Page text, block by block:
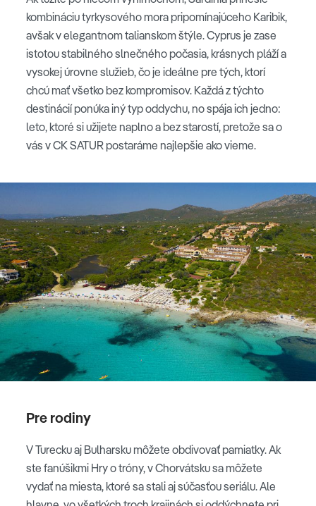
kombináciu tyrkysového mora pripomínajúceho Karibik,
avšak v elegantnom talianskom štýle. Cyprus je zase
istotou stabilného slnečného počasia, krásnych pláží a
vysokej úrovne služieb, čo je ideálne pre tých, ktorí
chcú mať všetko bez kompromisov. Každá z týchto
destinácií ponúka iný typ oddychu, no spája ich jedno:
leto, ktoré si užijete naplno a bez starostí, pretože sa o
vás v CK SATUR postaráme najlepšie ako vieme.
Pre rodiny
V Turecku aj Bulharsku môžete obdivovať pamiatky. Ak
ste fanúšikmi Hry o tróny, v Chorvátsku sa môžete
vydať na miesta, ktoré sa stali aj súčasťou seriálu. Ale